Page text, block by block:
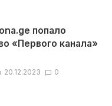
попало
«Первого канала»
20.12.2023 0